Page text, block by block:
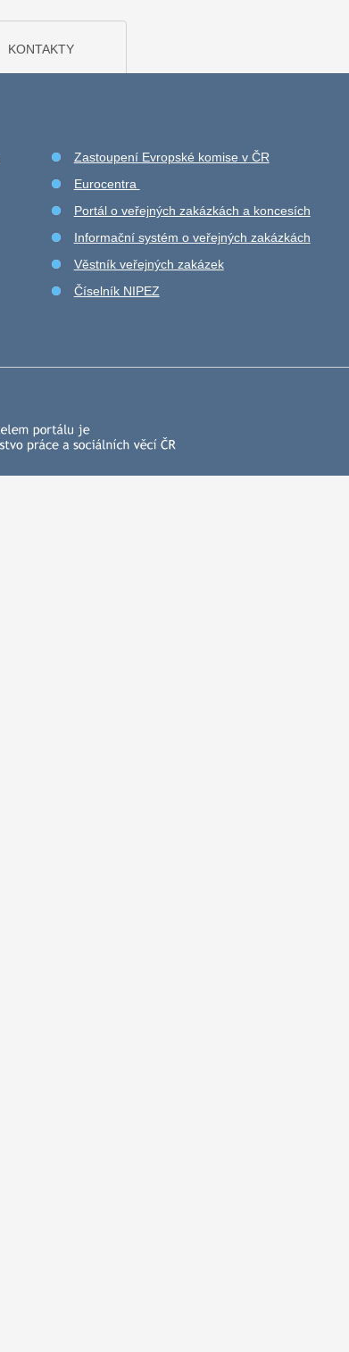
KONTAKTY
Zastoupení Evropské komise v ČR
Eurocentra
Portál o veřejných zakázkách a koncesích
Informační systém o veřejných zakázkách
Věstník veřejných zakázek
Číselník NIPEZ